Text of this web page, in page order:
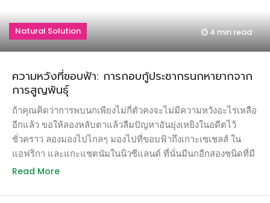
Natural Solution 4 minread
ความหวังที่ขอบฟ้า: การกอบกู้ประชากรนกหายากจาก
การสูญพันธุ์
ถ้าคุณคิดว่าการพบนกเพียงไม่กี่ตัวคงจะไม่มีความหวังอะไรเหลือ
อีกแล้ว ขอให้ลองหลับตาแล้วลืมปัญหาอันยุ่งเหยิงในอดีตไว้
ชั่วคราว ลองมองไปไกลๆ มองไปที่ขอบฟ้าถึงเกาะเซเชลส์ ใน
แอฟริกา และแกะแชตนัมในนิวซีแลนด์ ที่นั่นมีนกอีกสองชนิดที่มี
ชะตากรรมคล้ายคลึงกับนกแต้วแล้วท้องดำ… แต่ด้วยความช่วย
พันธุ์ได้อย่างเหลือเชื่อ
Read More